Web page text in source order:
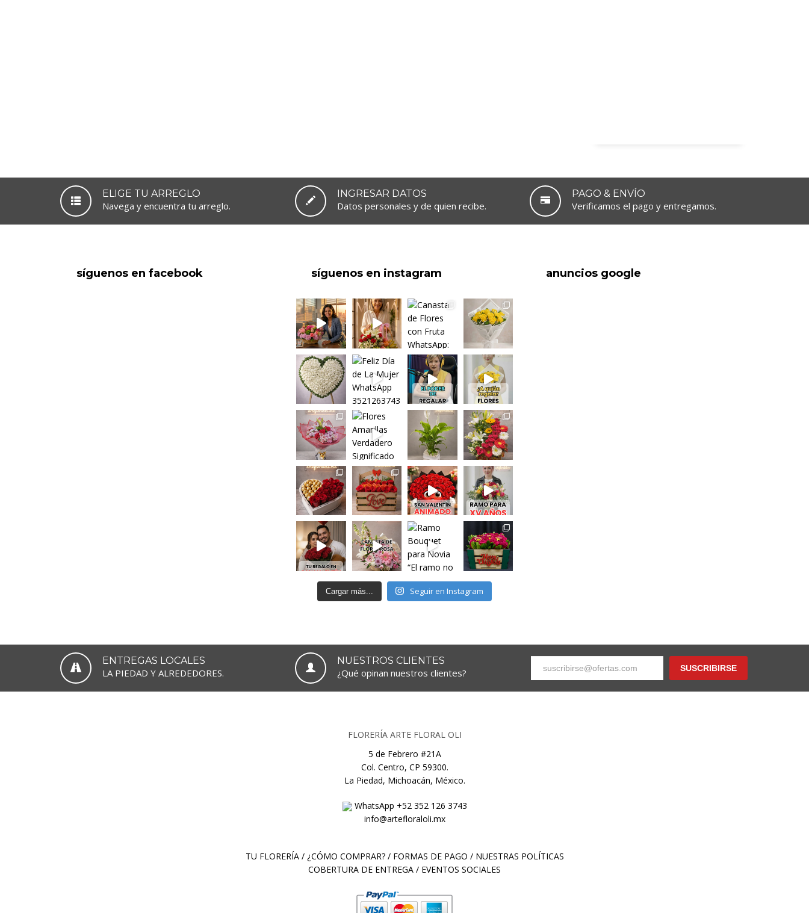
ELIGE TU ARREGLO
Navega y encuentra tu arreglo.
INGRESAR DATOS
Datos personales y de quien recibe.
PAGO & ENVÍO
Verificamos el pago y entregamos.
síguenos en facebook síguenos en instagram
Cargar más... Seguir en Instagram
anuncios google
ENTREGAS LOCALES
LA PIEDAD Y ALREDEDORES.
NUESTROS CLIENTES
¿Qué opinan nuestros clientes? SUSCRIBIRSE
FLORERÍA ARTE FLORAL OLI
5 de Febrero #21A
Col. Centro, CP 59300.
La Piedad, Michoacán, México.
WhatsApp +52 352 126 3743
info@artefloraloli.mx
TU FLORERÍA/ ¿CÓMO COMPRAR?/ FORMAS DE PAGO / NUESTRAS POLÍTICAS
COBERTURA DE ENTREGA / EVENTOS SOCIALES